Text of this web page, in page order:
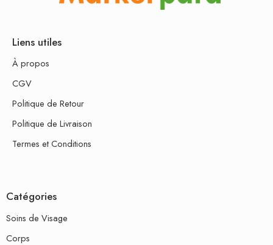
Liens utiles
À propos
CGV
Politique de Retour
Politique de Livraison
Termes et Conditions
Catégories
Soins de Visage
Corps